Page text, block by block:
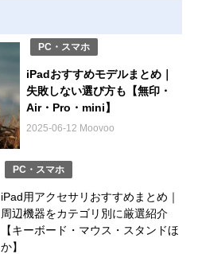
PC・スマホ
iPadおすすめモデルまとめ｜
失敗しない選び方も【無印・
Air・Pro・mini】
2025-06-12 Moovoo
PC・スマホ
iPad用アクセサリおすすめまとめ｜
周辺機器をカテゴリ別に厳選紹介
【キーボード・マウス・スタンドほ
か】